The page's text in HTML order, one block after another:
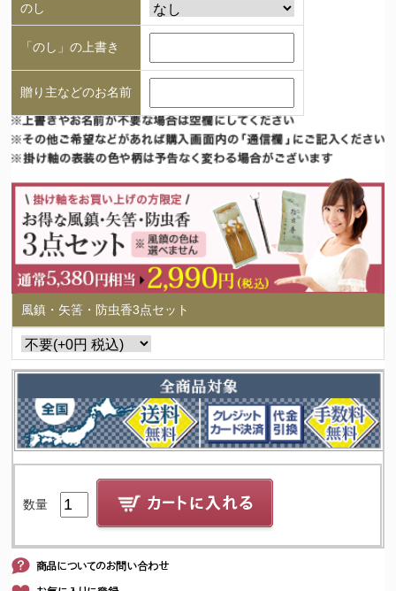
のし
「のし」の上書き
贈り主などのお名前
風鎮・矢筈・防虫香3点セット
数量